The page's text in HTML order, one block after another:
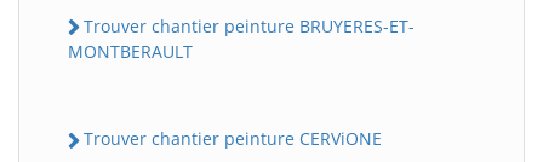
Trouver chantier peinture BRUYERES-ET-
MONTBERAULT
Trouver chantier peinture CERViONE